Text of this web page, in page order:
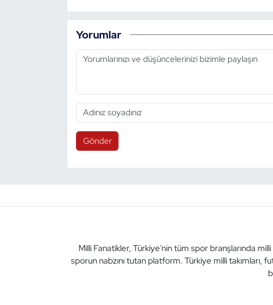
Yorumlar
Gönder
Milli Fanatikler, Türkiye'nin tüm spor branşlarında
sporun nabzını tutan platform. Türkiye milli